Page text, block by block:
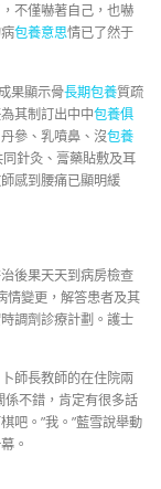
不僅嚇著自己，也嚇
包養意思情已了然于
果顯示骨長期包養質疏
其制訂出中中包養俱
參、乳噴鼻、沒包養
針灸、膏藥貼敷及耳
感到腰痛已顯明緩
後果天天到病房檢查
情變更，解答患者及其
調劑診療計劃。護士
師長教師的在住院兩
係不錯，肯定有很多話
吧。”我。”藍雪說舉動
。